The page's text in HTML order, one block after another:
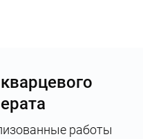
работы